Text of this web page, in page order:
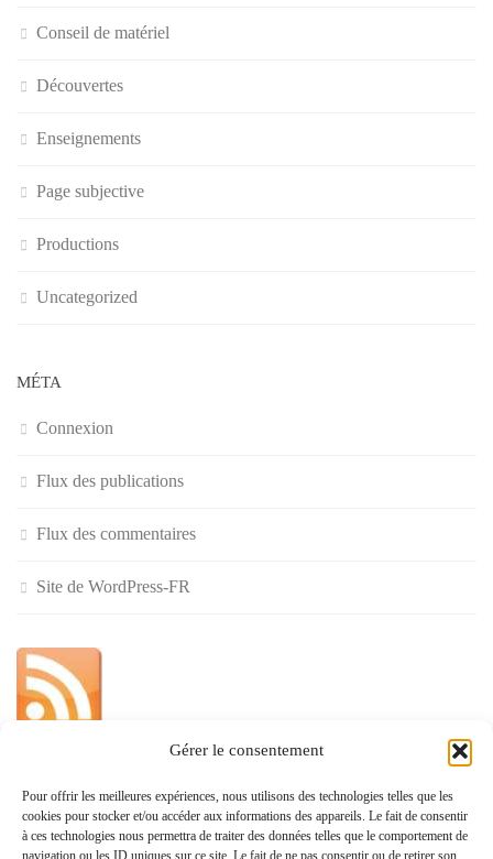
Gérer le consentement
Pour offrir les meilleures expériences, nous utilisons des technologies telles que les
cookies pour stocker et/ou accéder aux informations des appareils. Le fait de consentir
à ces technologies nous permettra de traiter des données telles que le comportement de
navigation ou les ID uniques sur ce site. Le fait de ne pas consentir ou de retirer son
Conseil de matériel
Découvertes
Enseignements
Page subjective
Productions
Uncategorized
MÉTA
Connexion
Flux des publications
Flux des commentaires
Site de WordPress-FR
»
Politique de confidentialité